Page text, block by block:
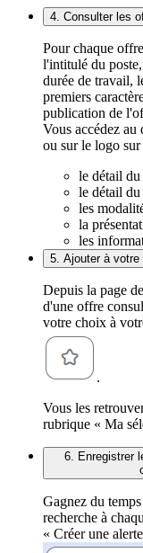
4. Consulter les
Pour chaque
l'intitulé du
durée de travail,
premiers
publication de
Vous accédez
ou sur le logo
le détail du
le détail
les
la
les
5. Ajouter à
Depuis la page
d'une offre
votre choix à
.
Vous les
rubrique « Ma
6. Enregistrer
Gagnez du
recherche à
« Créer une